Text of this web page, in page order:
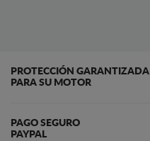
PROTECCIÓN GARANTIZADA
PARA SU MOTOR
PAGO SEGURO
PAYPAL